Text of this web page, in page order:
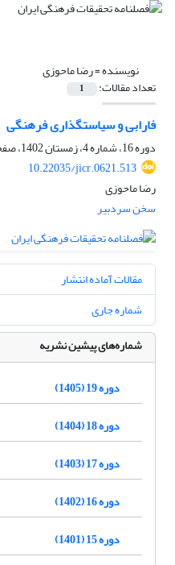
نویسنده =رضا ماحوزی
تعداد مقالات: 1
فارابی و سیاستگذاری فرهنگی
دوره 16، شماره 4، زمستان 1402، صفحه
10.22035/jicr.0621.513
رضا ماحوزی
سخن سردبیر
مقالات آماده انتشار
شماره جاری
شماره‌های پیشین نشریه
دوره 19 (1405)
دوره 18 (1404)
دوره 17 (1403)
دوره 16 (1402)
دوره 15 (1401)